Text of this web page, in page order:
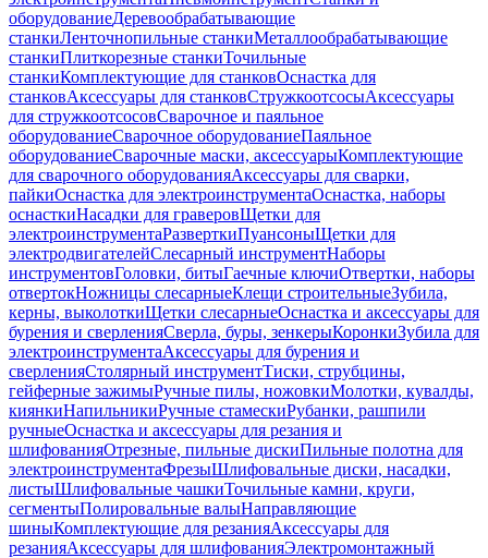
оборудованиеДеревообрабатывающие
станкиЛенточнопильные станкиМеталлообрабатывающие
станкиПлиткорезные станкиТочильные
станкиКомплектующие для станковОснастка для
станковАксессуары для станковСтружкоотсосыАксессуары
для стружкоотсосовСварочное и паяльное
оборудованиеСварочное оборудованиеПаяльное
оборудованиеСварочные маски, аксессуарыКомплектующие
для сварочного оборудованияАксессуары для сварки,
пайкиОснастка для электроинструментаОснастка, наборы
оснасткиНасадки для граверовЩетки для
электроинструментаРазверткиПуансоныЩетки для
электродвигателейСлесарный инструментНаборы
инструментовГоловки, битыГаечные ключиОтвертки, наборы
отвертокНожницы слесарныеКлещи строительныеЗубила,
керны, выколоткиЩетки слесарныеОснастка и аксессуары для
бурения и сверленияСверла, буры, зенкерыКоронкиЗубила для
электроинструментаАксессуары для бурения и
сверленияСтолярный инструментТиски, струбцины,
гейферные зажимыРучные пилы, ножовкиМолотки, кувалды,
киянкиНапильникиРучные стамескиРубанки, рашпили
ручныеОснастка и аксессуары для резания и
шлифованияОтрезные, пильные дискиПильные полотна для
электроинструментаФрезыШлифовальные диски, насадки,
листыШлифовальные чашкиТочильные камни, круги,
сегментыПолировальные валыНаправляющие
шиныКомплектующие для резанияАксессуары для
резанияАксессуары для шлифованияЭлектромонтажный